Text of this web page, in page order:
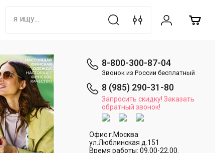
8-800-300-87-04
Звонок из России бесплатный
8 (985) 290-31-80
Запросить скидку! Заказать
обратный звонок!
Офис г.Москва
ул.Люблинская д.151
Время работы: 09.00-22.00.